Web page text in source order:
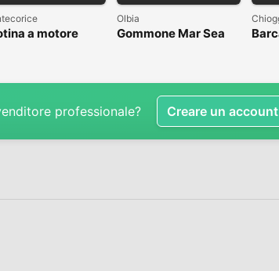
a motore
Olbia
Gommone Mar Sea
professionale? Creare un account